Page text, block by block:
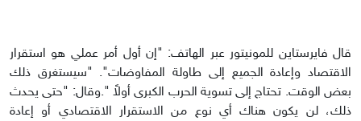
قال فايرستاين للمونيتور عبر الهاتف: "إن أول أمر عملي هو استقرار
الاقتصاد وإعادة الجميع إلى طاولة المفاوضات". "سيستغرق ذلك
بعض الوقت. تحتاج إلى تسوية الحرب الكبرى أولاً ".وقال: "حتى يحدث
ذلك، لن يكون هناك أي نوع من الاستقرار الاقتصادي أو إعادة